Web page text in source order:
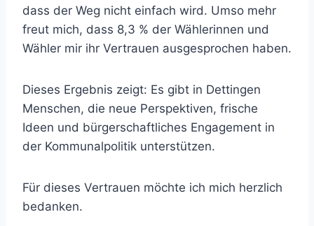
dass der Weg nicht einfach wird. Umso mehr
freut mich, dass 8,3 % der Wählerinnen und
Wähler mir ihr Vertrauen ausgesprochen haben.
Dieses Ergebnis zeigt: Es gibt in Dettingen
Menschen, die neue Perspektiven, frische
Ideen und bürgerschaftliches Engagement in
der Kommunalpolitik unterstützen.
Für dieses Vertrauen möchte ich mich herzlich
bedanken.